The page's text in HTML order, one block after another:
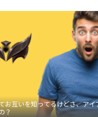
お互いを知ってるけどさ、アイ
？